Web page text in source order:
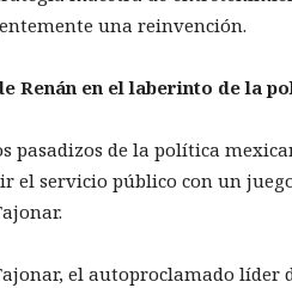
una reinvención.
Renán en el laberinto de la
pasadizos de la política
el servicio público con un
el autoproclamado líder